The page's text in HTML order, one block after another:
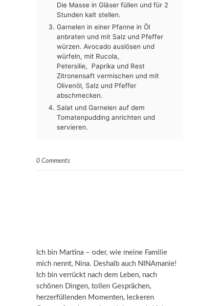
Die Masse in Gläser füllen und für 2
Stunden kalt stellen.
Garnelen in einer Pfanne in Öl
anbraten und mit Salz und Pfeffer
würzen. Avocado auslösen und
würfeln, mit Rucola,
Petersilie, Paprika und Rest
Zitronensaft vermischen und mit
Olivenöl, Salz und Pfeffer
abschmecken.
Salat und Garnelen auf dem
Tomatenpudding anrichten und
servieren.
0 Comments
Ich bin Martina – oder, wie meine Familie
mich nennt, Nina. Deshalb auch NINAmanie!
Ich bin verrückt nach dem Leben, nach
schönen Dingen, tollen Gesprächen,
herzerfüllenden Momenten, leckeren